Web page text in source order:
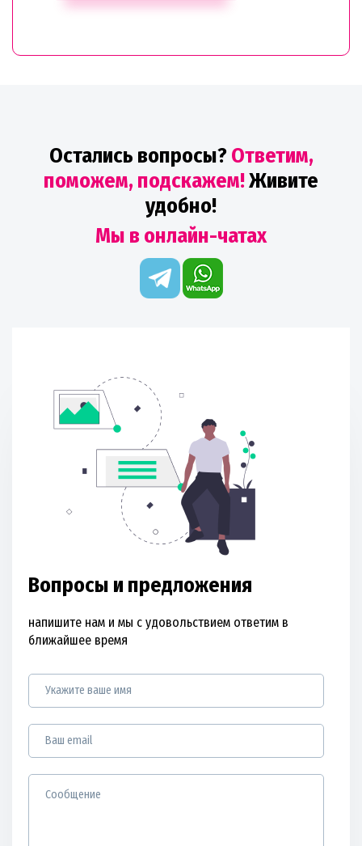
Остались вопросы?Ответим,
поможем, подскажем!Живите
удобно!
Мы в онлайн-чатах
Вопросы и предложения
напишите нам и мы с удовольствием ответим в
ближайшее время